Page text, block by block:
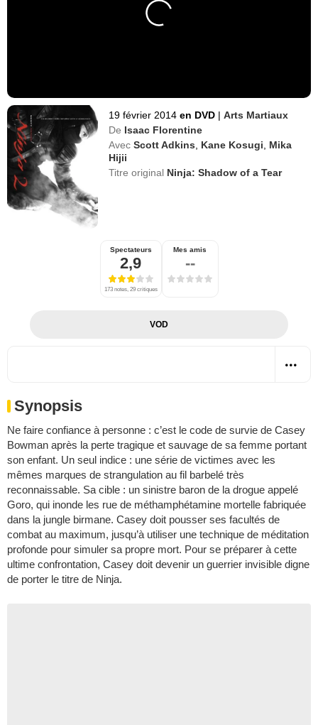
19 février 2014 en DVD | Arts Martiaux
De Isaac Florentine
Avec Scott Adkins Kane Kosugi
Mika
Hijii
Titre original Ninja: Shadow of a Tear
Spectateurs
2,9
173 notes, 29 critiques
Mes amis
--
VOD
Synopsis
Ne faire confiance à personne : c’est le code de survie de Casey
Bowman après la perte tragique et sauvage de sa femme portant
son enfant. Un seul indice : une série de victimes avec les
mêmes marques de strangulation au fil barbelé très
reconnaissable. Sa cible : un sinistre baron de la drogue appelé
Goro, qui inonde les rue de méthamphétamine mortelle fabriquée
dans la jungle birmane. Casey doit pousser ses facultés de
combat au maximum, jusqu’à utiliser une technique de méditation
profonde pour simuler sa propre mort. Pour se préparer à cette
ultime confrontation, Casey doit devenir un guerrier invisible digne
de porter le titre de Ninja.